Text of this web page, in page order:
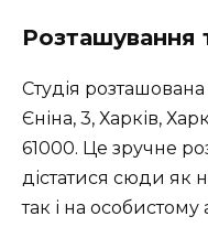
Розташування
Студія
Єніна, 3, Харків,
61000. Це зручне
дістатися сюди як
так і на особистому